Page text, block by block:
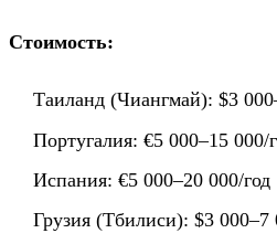
Стоимость:
Таиланд (Чиангмай): $3
Португалия: €5 000–15 000/
Испания: €5 000–20 000/год
Грузия (Тбилиси): $3 000–7